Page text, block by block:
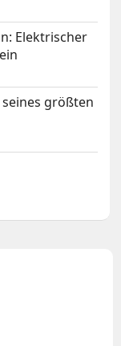
Elektrischer
größten